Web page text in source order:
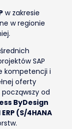
w zakresie
w regionie
SAP
kompetencji i
oferty
począwszy od
ByDesign
(S/4HANA